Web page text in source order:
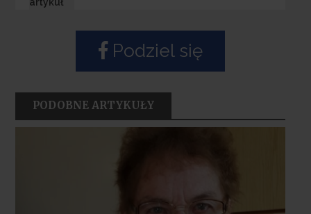
wpisu
Podziel się
PODOBNE ARTYKUŁY